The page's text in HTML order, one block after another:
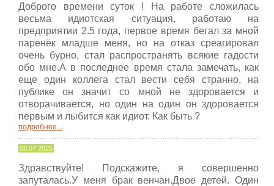
Доброго времени суток ! На работе сложилась
весьма идиотская ситуация, работаю на
предприятии 2.5 года, первое время бегал за мной
паренёк младше меня, но на отказ среагировал
очень бурно, стал распространять всякие гадости
обо мне.А в последнее время стала замечать, как
еще один коллега стал вести себя странно, на
публике он значит со мной не здоровается и
отворачивается, но один на один он здоровается
первым и лыбится как идиот. Как быть ?
подробнее...
08.07.2026
Здравствуйте! Подскажите, я совершенно
запуталась.У меня брак венчан.Двое детей. Один